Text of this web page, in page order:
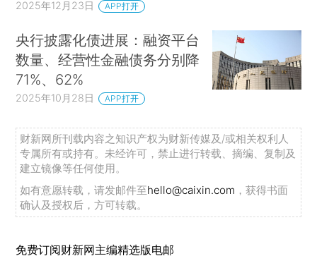
2025年12月23日 APP打开
央行披露化债进展：融资平台
数量、经营性金融债务分别降
71%、62%
2025年10月28日 APP打开
财新网所刊载内容之知识产权为财新传媒及/或相关权利人
专属所有或持有。未经许可，禁止进行转载、摘编、复制及
建立镜像等任何使用。
如有意愿转载，请发邮件至hello@caixin.com ，获得书面
确认及授权后，方可转载。
免费订阅财新网主编精选版电邮